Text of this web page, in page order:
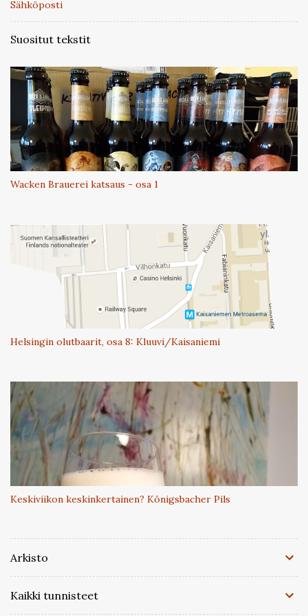
Sähköposti
Suositut tekstit
Wacken Brauerei katsaus - osa 1
Helsingin olutbaarit, osa 8: Kluuvi/Kaisaniemi
Keskiviikon keskinkertainen? Königsbacher Pils
Arkisto
Kaikki tunnisteet